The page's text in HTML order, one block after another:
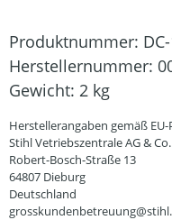
Produktnummer:
Herstellernummer:
Gewicht: 2 kg
Herstellerangaben gemäß
Stihl Vetriebszentrale AG &
Robert-Bosch-Straße 13
64807 Dieburg
Deutschland